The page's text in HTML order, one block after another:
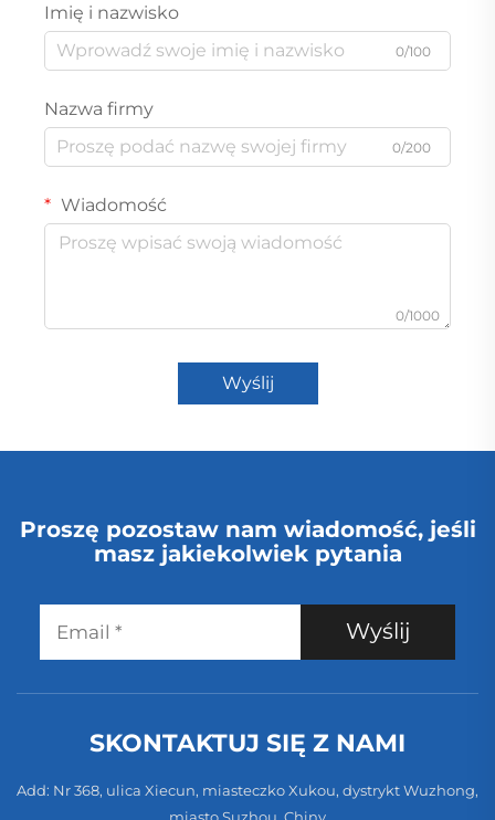
Imię i nazwisko
0/100
Nazwa firmy
0/200
Wiadomość
0/1000
Wyślij
Proszę pozostaw nam wiadomość, jeśli
masz jakiekolwiek pytania
Wyślij
SKONTAKTUJ SIĘ Z NAMI
Add: Nr 368, ulica Xiecun, miasteczko Xukou, dystrykt Wuzhong,
miasto Suzhou, Chiny